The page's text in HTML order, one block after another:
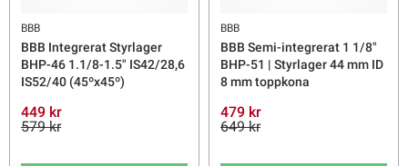
BBB
BBB Integrerat Styrlager
BHP-46 1.1/8-1.5" IS42/28,6
IS52/40 (45ºx45º)
449 kr
579 kr
BBB
BBB Semi-integrerat 1 1/8"
BHP-51 | Styrlager 44 mm ID
8 mm toppkona
479 kr
649 kr